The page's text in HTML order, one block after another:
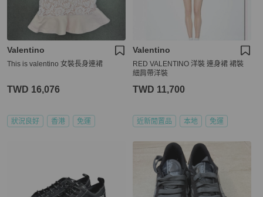
Valentino
This is valentino 女裝長身連裙
TWD 16,076
狀況良好 香港 免運
Valentino
RED VALENTINO 洋裝 連身裙 裙裝
細肩帶洋裝
TWD 11,700
近新閒置品 本地 免運